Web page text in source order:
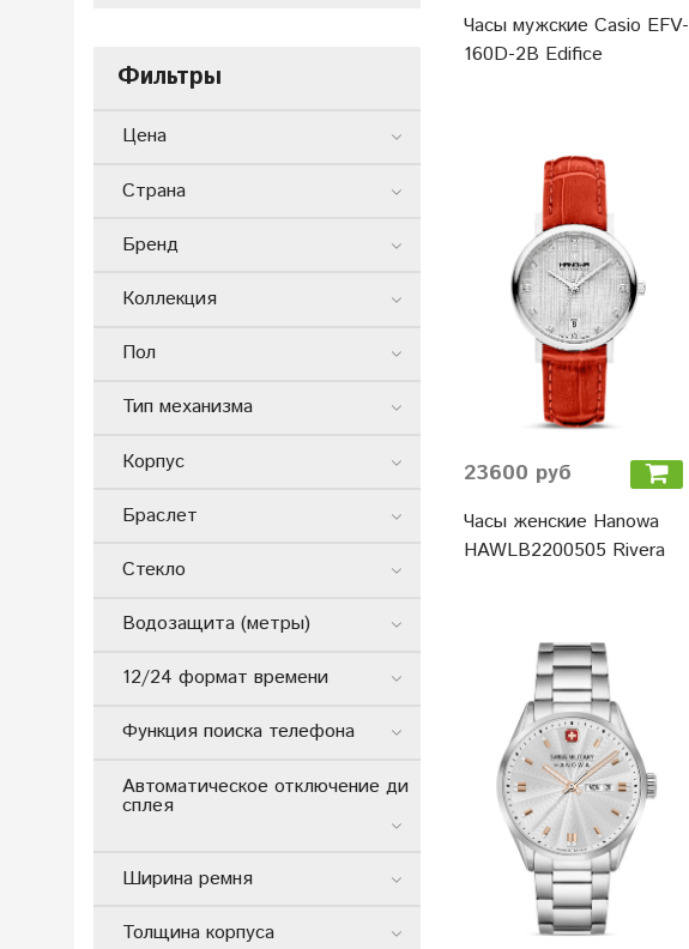
Часы мужские Casio EFV-
160D-2B Edifice
23600 руб
Часы женские Hanowa
HAWLB2200505 Rivera
Фильтры
Цена
Страна
Бренд
Коллекция
Пол
Тип механизма
Корпус
Браслет
Стекло
Водозащита (метры)
12/24 формат времени
Функция поиска телефона
Автоматическое отключение ди
сплея
Ширина ремня
Толщина корпуса